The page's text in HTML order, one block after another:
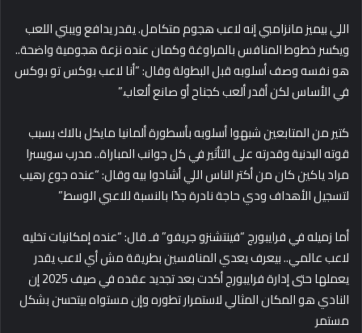
اللي بيميز مانزامبي إنه لاعب هجوم متكامل. يقدر يدافع ويبني اللعب
ويكسر خطوط المنافس بالمراوغة وكمان عنده نزعة هجومية واضحة..
هو نفسه وصف أسلوبه قبل البطولة وقال: “أنا لاعب بوكس تو بوكس
في الأساس لكن أقدر ألعب كجناح أو صانع ألعاب.”
كتير من المتابعين شبهوا أسلوبه بأسطورة ألمانيا مايكل بالاك بسبب
قوته البدنية وقدرته على التأثير في كل جوانب المباراة.. مدرب سويسرا
مراد ياكين كان من أكتر الناس اللي أشادوا بيه وقال: “عنده جوع رهيب
لتسجيل الأهداف ودي حاجة نادرة جدًا بالنسبة للاعبي الوسط.”
أما زميله في فرايبورج “فينتشنزو جريفو” فـ قال: “عنده إمكانيات تخليه
لاعب عالمي.. بيعرف يعدي المنافسين بطريقة مش أي لاعب يقدر
يعملها حتى إدارة فرايبورج أكدت بعد تجديد عقده في صيف 2025 إن
النادي هو المكان المثالي لاستمرار تطوره وإن مستواه بيتحسن بشكل
مستمر